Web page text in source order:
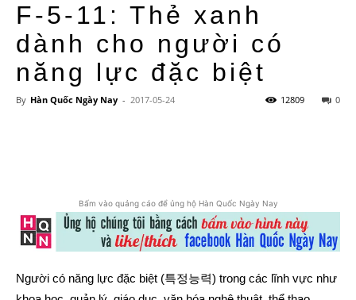
F-5-11: Thẻ xanh
dành cho người có
năng lực đặc biệt
By Hàn Quốc Ngày Nay - 2017-05-24 0
12809
Bấm vào quảng cáo để ủng hộ Hàn Quốc Ngày Nay
Người có năng lực đặc biệt (특정능력) trong các lĩnh vực như